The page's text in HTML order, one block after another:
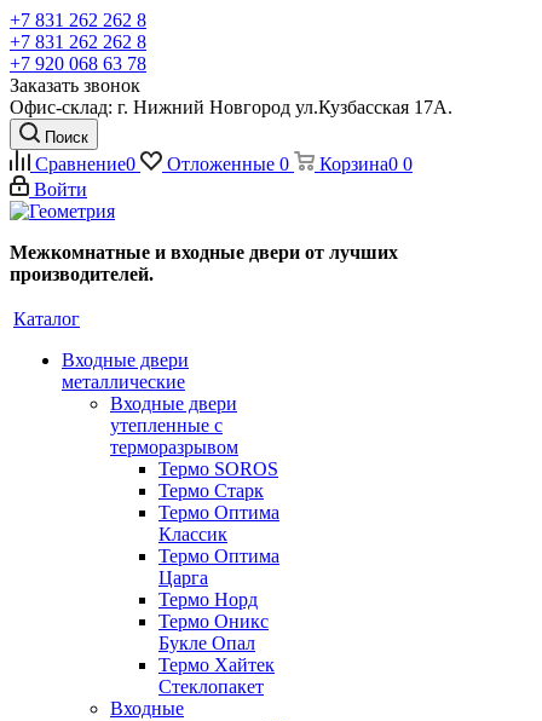
+7 831 262 262 8
+7 831 262 262 8
+7 920 068 63 78
Заказать звонок
Офис-склад: г. Нижний Новгород ул.Кузбасская 17А.
Поиск
Сравнение0 Отложенные 0 Корзина0 0
Войти
Межкомнатные и входные двери от лучших
производителей.
Каталог
Входные двери
металлические
Входные двери
утепленные с
терморазрывом
Термо SOROS
Термо Старк
Термо Оптима
Классик
Термо Оптима
Царга
Термо Норд
Термо Оникс
Букле Опал
Термо Хайтек
Стеклопакет
Входные